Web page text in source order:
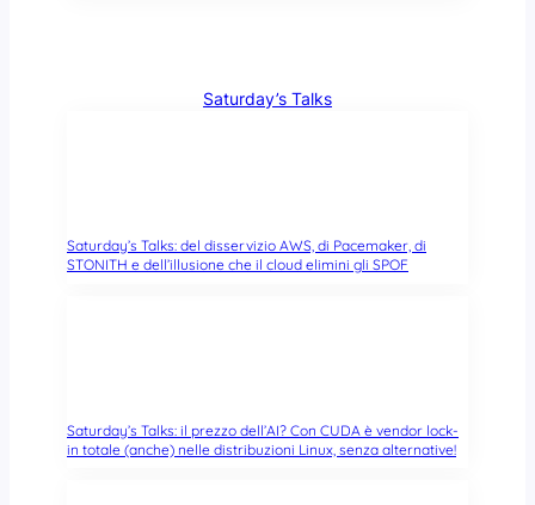
Saturday’s Talks
Saturday’s Talks: del disservizio AWS, di Pacemaker, di
STONITH e dell’illusione che il cloud elimini gli SPOF
Saturday’s Talks: il prezzo dell’AI? Con CUDA è vendor lock-
in totale (anche) nelle distribuzioni Linux, senza alternative!